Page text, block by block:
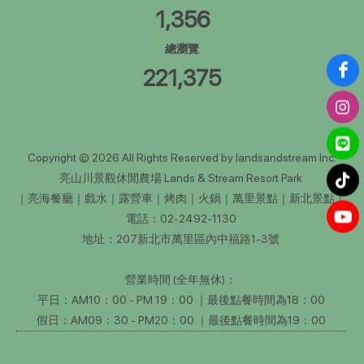
1,356
總瀏覽
221,375
Copyright © 2026 All Rights Reserved by landsandstream Inc.
亮山川景觀休閒農場 Lands & Stream Resort Park
｜亮海餐廳｜戲水｜露營車｜烤肉｜火鍋｜萬里景點｜新北景點｜
電話：02-2492-1130
地址：207新北市萬里區內中福路1-3號
營業時間 (全年無休)：
平日：AM10：00 - PM 19：00 ｜最後點餐時間為18：00
假日：AM09：30 - PM20：00 ｜最後點餐時間為19：00